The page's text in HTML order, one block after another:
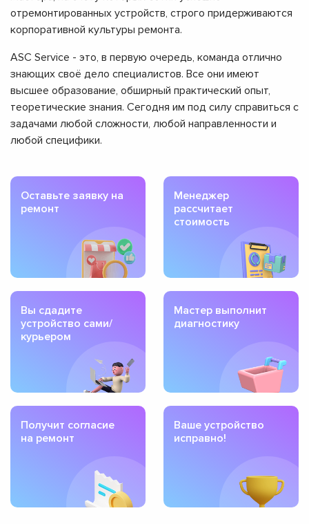
отремонтированных устройств, строго придерживаются
корпоративной культуры ремонта.
ASC Service - это, в первую очередь, команда отлично
знающих своё дело специалистов. Все они имеют
высшее образование, обширный практический опыт,
теоретические знания. Сегодня им под силу справиться с
задачами любой сложности, любой направленности и
любой специфики.
Оставьте заявку на
ремонт
Менеджер
рассчитает
стоимость
Вы сдадите
устройство сами/
курьером
Мастер выполнит
диагностику
Получит согласие
на ремонт
Ваше устройство
исправно!